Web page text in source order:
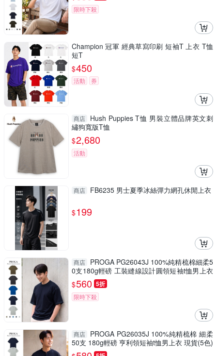
限時下殺
Champion 冠軍 經典草寫印刷 短袖T 上衣 T恤
短T
$450
活動 券
商店
Hush Puppies T恤 男裝立體品牌英文刺
繡狗寬版T恤
$2,680
活動
商店 FB6235 男士夏季冰絲彈力網孔休閒上衣
$199
商店
PROGA PG26043J 100%純精梳棉細柔5
0支180g輕磅 工裝縫線設計圓領短袖t恤男上衣
現貨(5色) 親膚低敏輕盈
$560 5折
限時下殺
商店
PROGA PG26035J 100%純精梳棉 細柔
50支 180g輕磅 亨利領短袖t恤男上衣 現貨(5色)
親膚低敏 輕盈透氣